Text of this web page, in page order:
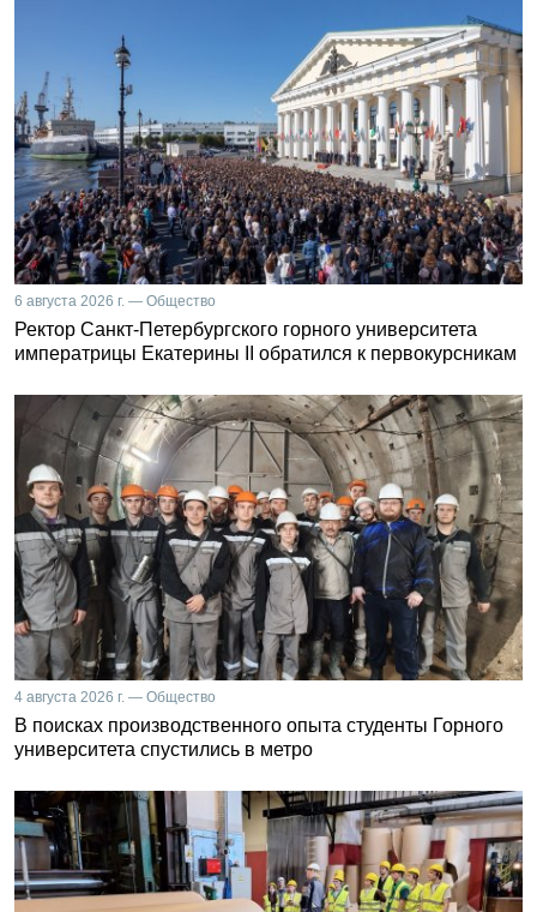
6 августа 2026 г. — Общество
Ректор Санкт-Петербургского горного университета
императрицы Екатерины II обратился к первокурсникам
4 августа 2026 г. — Общество
В поисках производственного опыта студенты Горного
университета спустились в метро